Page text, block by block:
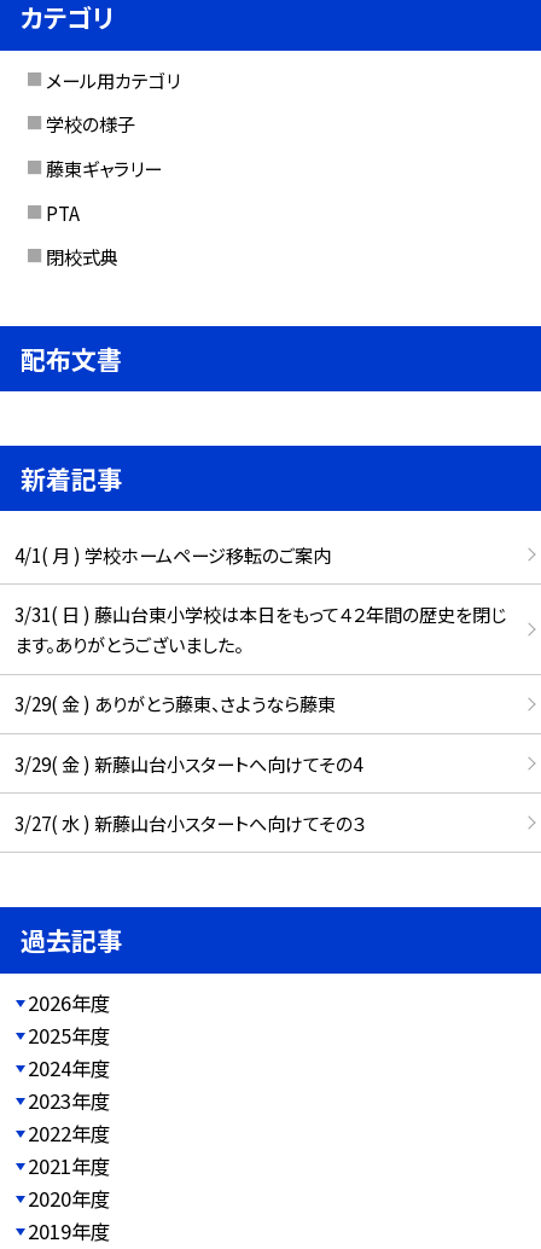
カテゴリ
メール用カテゴリ
学校の様子
藤東ギャラリー
PTA
閉校式典
配布文書
新着記事
4/1( 月 ) 学校ホームページ移転のご案内
3/31( 日 ) 藤山台東小学校は本日をもって４２年間の歴史を閉じ
ます。ありがとうございました。
3/29( 金 ) ありがとう藤東、さようなら藤東
3/29( 金 ) 新藤山台小スタートへ向けてその4
3/27( 水 ) 新藤山台小スタートへ向けてその３
過去記事
2026年度
2025年度
2024年度
2023年度
2022年度
2021年度
2020年度
2019年度